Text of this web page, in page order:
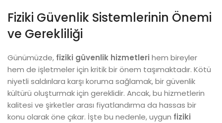
Fiziki Güvenlik Sistemlerinin Önemi
ve Gerekliliği
Günümüzde, fiziki güvenlik hizmetleri hem bireyler
hem de işletmeler için kritik bir önem taşımaktadır. Kötü
niyetli saldırılara karşı koruma sağlamak, bir güvenlik
kültürü oluşturmak için gereklidir. Ancak, bu hizmetlerin
kalitesi ve şirketler arası fiyatlandırma da hassas bir
konu olarak öne çıkar. İşte bu nedenle, uygun fiziki